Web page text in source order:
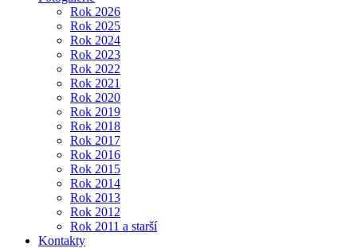
Rok 2026
Rok 2025
Rok 2024
Rok 2023
Rok 2022
Rok 2021
Rok 2020
Rok 2019
Rok 2018
Rok 2017
Rok 2016
Rok 2015
Rok 2014
Rok 2013
Rok 2012
Rok 2011 a starší
Kontakty